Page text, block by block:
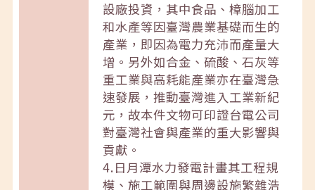
設廠投資，其中食品、樟腦加工
和水產等因臺灣農業基礎而生的
產業，即因為電力充沛而產量大
增。另外如合金、硫酸、石灰等
重工業與高耗能產業亦在臺灣急
速發展，推動臺灣進入工業新紀
元，故本件文物可印證台電公司
對臺灣社會與產業的重大影響與
貢獻。
4.日月潭水力發電計畫其工程規
模、施工範圍與周邊設施繁雜浩